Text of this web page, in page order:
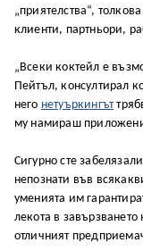
„приятелства“,
клиенти, партньори,
„Всеки коктейл е
Пейтъл, консултирал
него нетуъркингът
му намираш
Сигурно сте
непознати във
уменията им
лекота в
отличният